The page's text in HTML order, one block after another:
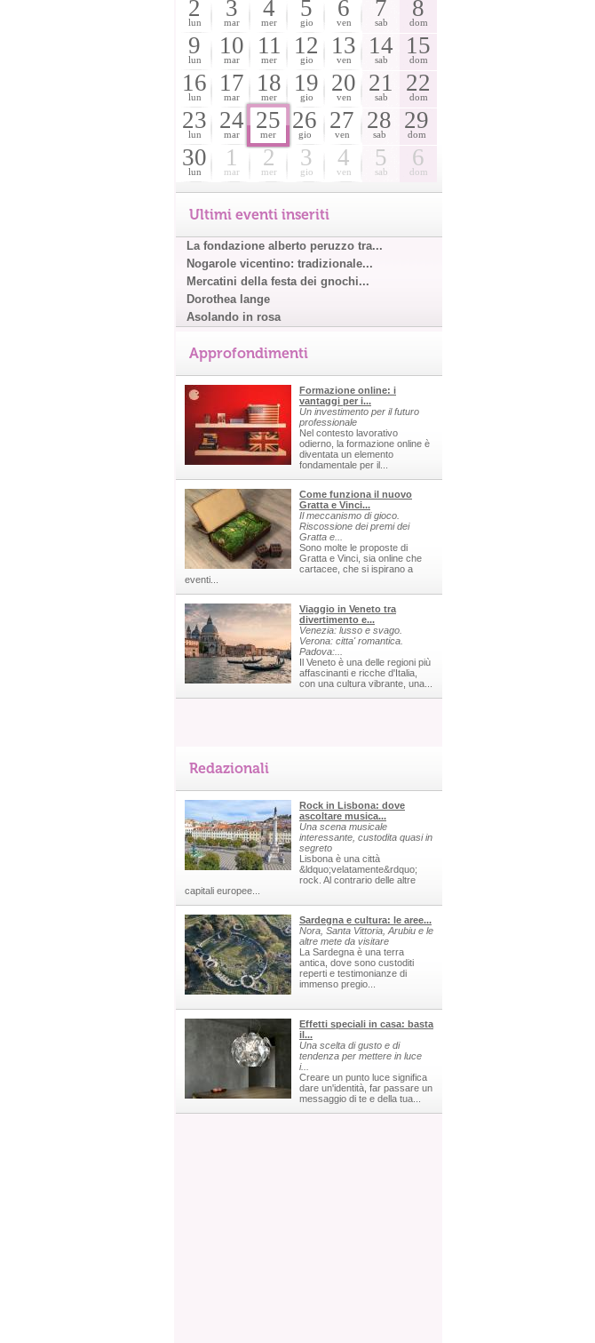
2
lun
3
mar
4
mer
5
gio
6
ven
7
sab
8
dom
9
lun
10
mar
11
mer
12
gio
13
ven
14
sab
15
dom
16
lun
17
mar
18
mer
19
gio
20
ven
21
sab
22
dom
23
lun
24
mar
25
mer
26
gio
27
ven
28
sab
29
dom
30
lun
1
mar
2
mer
3
gio
4
ven
5
sab
6
dom
Ultimi eventi inseriti
La fondazione alberto peruzzo tra...
Nogarole vicentino: tradizionale...
Mercatini della festa dei gnochi...
Dorothea lange
Asolando in rosa
Approfondimenti
Formazione online: i
vantaggi per i...
Un investimento per il futuro
professionale
Nel contesto lavorativo
odierno, la formazione online è
diventata un elemento
fondamentale per il...
Come funziona il nuovo
Gratta e Vinci...
Il meccanismo di gioco.
Riscossione dei premi dei
Gratta e...
Sono molte le proposte di
Gratta e Vinci, sia online che
cartacee, che si ispirano a
eventi...
Viaggio in Veneto tra
divertimento e...
Venezia: lusso e svago.
Verona: citta' romantica.
Padova:...
Il Veneto è una delle regioni più
affascinanti e ricche d'Italia,
con una cultura vibrante, una...
Redazionali
Rock in Lisbona: dove
ascoltare musica...
Una scena musicale
interessante, custodita quasi in
segreto
Lisbona è una città
&ldquo;velatamente&rdquo;
rock. Al contrario delle altre
capitali europee...
Sardegna e cultura: le aree...
Nora, Santa Vittoria, Arubiu e le
altre mete da visitare
La Sardegna è una terra
antica, dove sono custoditi
reperti e testimonianze di
immenso pregio...
Effetti speciali in casa: basta
il...
Una scelta di gusto e di
tendenza per mettere in luce
i...
Creare un punto luce significa
dare un'identità, far passare un
messaggio di te e della tua...